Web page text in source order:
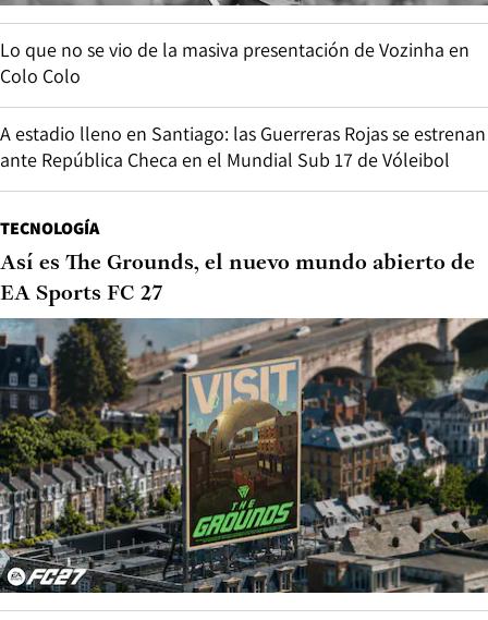
Lo que no se vio de la masiva presentación de Vozinha en
Colo Colo
A estadio lleno en Santiago: las Guerreras Rojas se estrenan
ante República Checa en el Mundial Sub 17 de Vóleibol
TECNOLOGÍA
Así es The Grounds, el nuevo mundo abierto de
EA Sports FC 27